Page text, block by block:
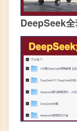
DeepSeek